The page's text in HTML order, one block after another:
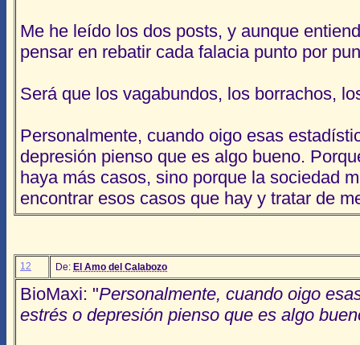
Me he leído los dos posts, y aunque
pensar en rebatir cada falacia punto por
Será que los vagabundos, los borrachos,
Personalmente, cuando oigo esas
depresión pienso que es algo bueno.
haya más casos, sino porque la sociedad
encontrar esos casos que hay y tratar de
12 De: El Amo del Calabozo
BioMaxi: "Personalmente, cuando oigo
estrés o depresión pienso que es algo